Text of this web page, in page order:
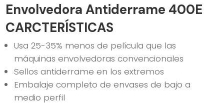
Envolvedora Antiderrame 400E
CARCTERÍSTICAS
Usa 25-35% menos de película que las
máquinas envolvedoras convencionales
Sellos antiderrame en los extremos
Embalaje completo de envases de bajo a
medio perfil